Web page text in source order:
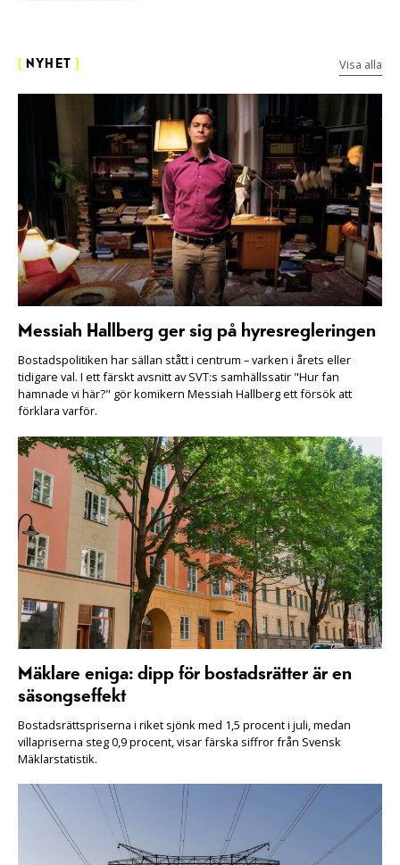
NYHET Visa alla
Messiah Hallberg ger sig på hyresregleringen
Bostadspolitiken har sällan stått i centrum – varken i årets eller
tidigare val. I ett färskt avsnitt av SVT:s samhällssatir "Hur fan
hamnade vi här?" gör komikern Messiah Hallberg ett försök att
förklara varför.
Mäklare eniga: dipp för bostadsrätter är en
säsongseffekt
Bostadsrättspriserna i riket sjönk med 1,5 procent i juli, medan
villapriserna steg 0,9 procent, visar färska siffror från Svensk
Mäklarstatistik.